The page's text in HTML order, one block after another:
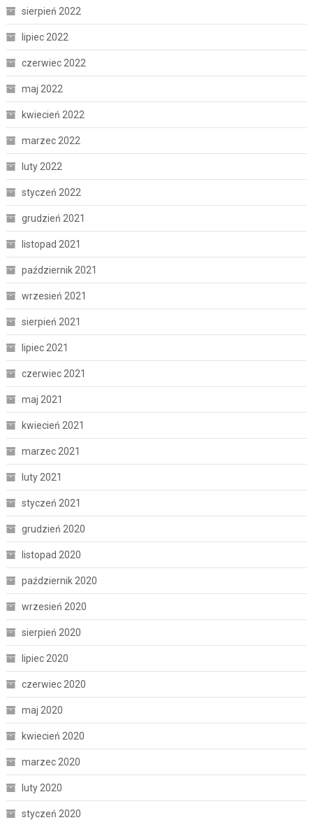
sierpień 2022
lipiec 2022
czerwiec 2022
maj 2022
kwiecień 2022
marzec 2022
luty 2022
styczeń 2022
grudzień 2021
listopad 2021
październik 2021
wrzesień 2021
sierpień 2021
lipiec 2021
czerwiec 2021
maj 2021
kwiecień 2021
marzec 2021
luty 2021
styczeń 2021
grudzień 2020
listopad 2020
październik 2020
wrzesień 2020
sierpień 2020
lipiec 2020
czerwiec 2020
maj 2020
kwiecień 2020
marzec 2020
luty 2020
styczeń 2020